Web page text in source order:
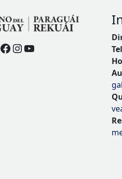
Facebook
Instagram
YouTube